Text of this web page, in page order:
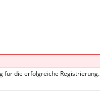
für die erfolgreiche Registrierung.